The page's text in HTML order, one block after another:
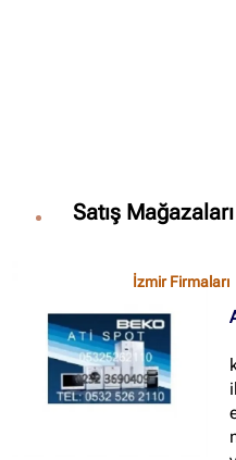
Satış
İzmir Firmaları
İstanbul